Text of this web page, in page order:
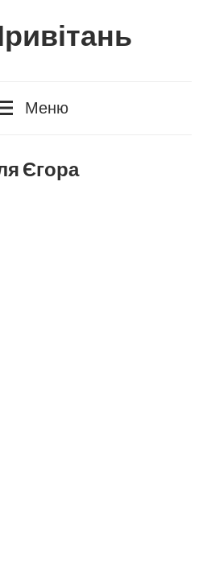
Меню
Єгора